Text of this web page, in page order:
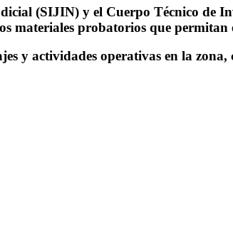
(SIJIN) y el Cuerpo Técnico de
materiales probatorios que
y actividades operativas en la